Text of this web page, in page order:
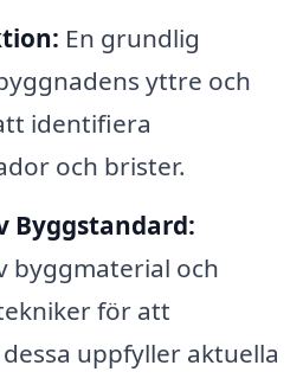
En grundlig
yttre och
identifiera
och brister.
Byggstandard:
byggmaterial och
för att
uppfyller aktuella